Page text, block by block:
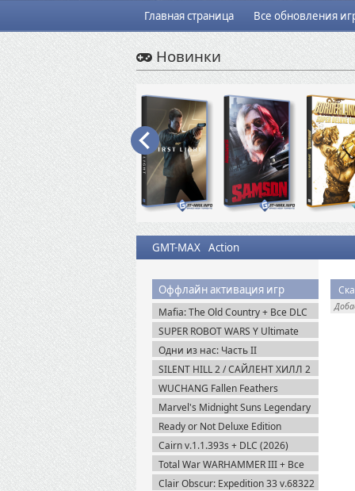
Главная страница Все обновления
Новинки
GMT-MAX Action
Оффлайн активация игр
Mafia: The Old Country + Все DLC
(2025) Пиратка
SUPER ROBOT WARS Y Ultimate
Edition + Все DLC (2025) Пиратка
Одни из нас: Часть II
Обновленная версия / The Last of
Us Part II Remastered v.1.6 (2025)
Portable
SILENT HILL 2 / САЙЛЕНТ ХИЛЛ 2
Remake на ПК / PC v.1.07 (2024)
Пиратка
WUCHANG Fallen Feathers
v.179951 + Все DLC (2025)
Пиратка
Marvel's Midnight Suns Legendary
Edition (2022) Steam-Rip
Ready or Not Deluxe Edition
v.117216 + Все DLC (2023)
Пиратка
Cairn v.1.1.393s + DLC (2026)
Пиратка
Total War WARHAMMER III + Все
DLC (2022-2025) Steam-Rip
Clair Obscur: Expedition 33 v.68322